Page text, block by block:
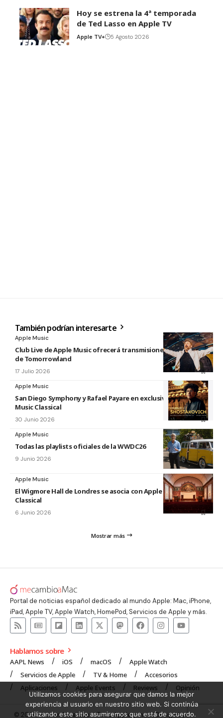
Hoy se estrena la 4ª temporada
de Ted Lasso en Apple TV
Apple TV+ 5 Agosto 2026
También podrían interesarte
Apple Music
Club Live de Apple Music ofrecerá transmisiones en directo
de Tomorrowland
17 Julio 2026
Apple Music
San Diego Symphony y Rafael Payare en exclusiva en Apple
Music Classical
30 Junio 2026
Apple Music
Todas las playlists oficiales de la WWDC26
9 Junio 2026
Apple Music
El Wigmore Hall de Londres se asocia con Apple Music
Classical
6 Junio 2026
Mostrar más
Portal de noticias español dedicado al mundo Apple: Mac, iPhone,
iPad, Apple TV, Apple Watch, HomePod, Servicios de Apple y más.
Hablamos sobre
AAPL News iOS macOS
Apple Watch
Servicios de Apple
TV & Home
Accesorios
Aplicaciones
Apple Events Reviews Opinión
© 2008 mecambioaMac – Todo Apple y más | Design byUNXON
Utilizamos cookies para asegurar que damos la mejor
experiencia al usuario en nuestro sitio web. Si continúa
utilizando este sitio asumiremos que está de acuerdo.